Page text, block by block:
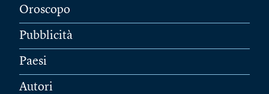
Oroscopo
Pubblicità
Paesi
Autori